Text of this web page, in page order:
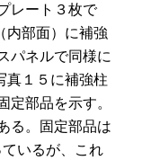
レート３枚で
内部面）に補強
パネルで同様に
真１５に補強柱
定部品を示す。
る。固定部品は
いるが、これ